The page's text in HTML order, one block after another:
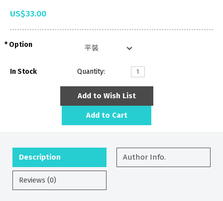
US$33.00
Option
In Stock Quantity:
Add to Wish List
Add to Cart
Description Author Info.
Reviews (0)